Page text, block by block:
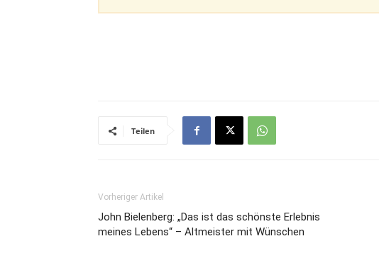
Teilen
Vorheriger Artikel
John Bielenberg: „Das ist das schönste Erlebnis
meines Lebens“ – Altmeister mit Wünschen